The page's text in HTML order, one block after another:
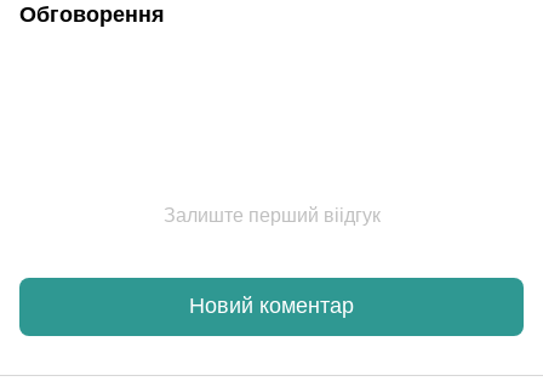
Обговорення
Залиште перший віідгук
Новий коментар